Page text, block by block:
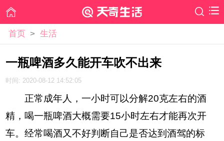
首页 > 生活
一瓶啤酒多久能开车吹不出来
时间: 2020-08-12 14:52:05
正常成年人，一小时可以分解20克左右的酒
精，喝一瓶啤酒大概需要15小时左右才能再次开
车。经常喝酒又不好判断自己是否达到酒驾的标